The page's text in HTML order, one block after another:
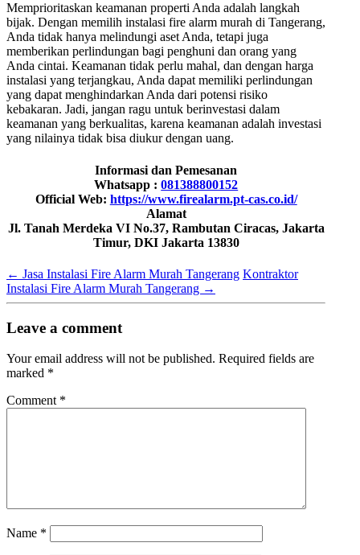
Memprioritaskan keamanan properti Anda adalah langkah
bijak. Dengan memilih instalasi fire alarm murah di Tangerang,
Anda tidak hanya melindungi aset Anda, tetapi juga
memberikan perlindungan bagi penghuni dan orang yang
Anda cintai. Keamanan tidak perlu mahal, dan dengan harga
instalasi yang terjangkau, Anda dapat memiliki perlindungan
yang dapat menghindarkan Anda dari potensi risiko
kebakaran. Jadi, jangan ragu untuk berinvestasi dalam
keamanan yang berkualitas, karena keamanan adalah investasi
yang nilainya tidak bisa diukur dengan uang.
Informasi dan Pemesanan
Whatsapp :081388800152
Official Web: https://www.firealarm.pt-cas.co.id/
Alamat
Jl. Tanah Merdeka VI No.37, Rambutan Ciracas, Jakarta
Timur, DKI Jakarta 13830
← Jasa Instalasi Fire Alarm Murah Tangerang Kontraktor
Instalasi Fire Alarm Murah Tangerang →
Leave a comment
Your email address will not be published. Required fields are
marked *
Comment *
Name *